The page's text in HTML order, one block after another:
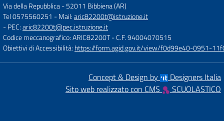
Via della Repubblica-52011 Bibbiena (AR)
Tel 0575560251 - Mail:aric82200t@istruzione.it
- PEC:aric82200t@pec.istruzione.it
Codice meccanografico: ARIC82200T- C.F. 94004070515
Obiettivi di Accessibilità: https://form.agid.gov.it/view/f0d99e40-0951-
Concept & Design by
Designers Italia
Sito web realizzato con CMS
SCUOLASTICO